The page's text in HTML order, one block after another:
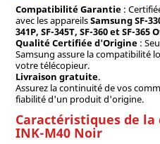
Compatibilité Garantie:
avec les appareilsSamsung SF-
341P, SF-345T, SF-360 et SF-365
Qualité Certifiée d'Origine:
Samsung assure la compatibilité
votre télécopieur.
Livraison gratuite.
Assurez la continuité de vos
fiabilité d'un produit d'origine.
Caractéristiques de la
INK-M40 Noir